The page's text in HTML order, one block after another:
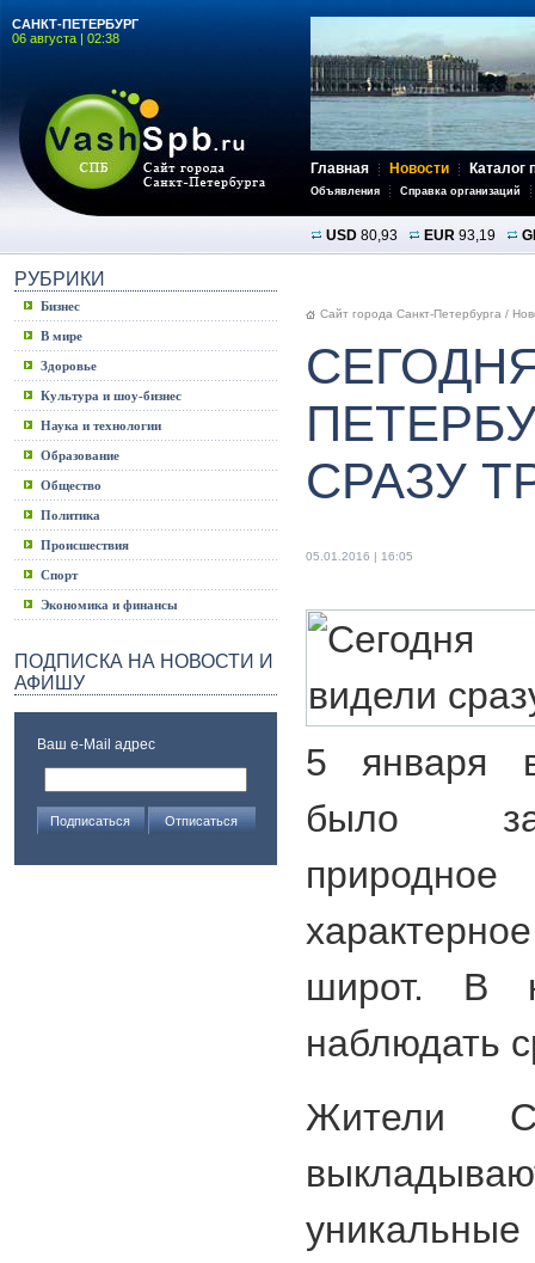
САНКТ-ПЕТЕРБУРГ
06 августа | 02:38
Главная Новости Каталог
Объявления Справка организаций
USD 80,93 EUR 93,19
РУБРИКИ
Бизнес
В мире
Здоровье
Культура и шоу-бизнес
Наука и технологии
Образование
Общество
Политика
Происшествия
Спорт
Экономика и финансы
ПОДПИСКА НА НОВОСТИ И
АФИШУ
Ваш e-Mail адрес
Сайт города Санкт-Петербурга /
СРАЗУ
05.01.2016 | 16:05
5 января в
было
широт. В
наблюдать
Жители